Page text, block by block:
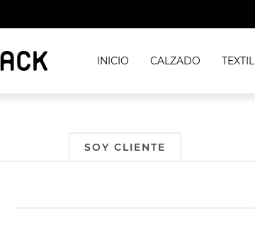
INICIO CALZADO TEXTIL
SOY CLIENTE